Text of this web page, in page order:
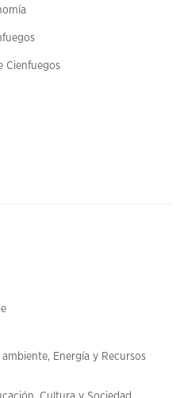
Cienfuegos
Energía y Recursos